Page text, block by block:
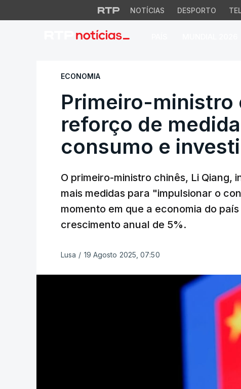
NOTÍCIAS DESPORTO
Primeiro-ministro
ECONOMIA
Primeiro-ministro
reforço de
consumo e
O primeiro-ministro chinês, Li Qiang,
mais medidas para "impulsionar o
momento em que a economia do
crescimento anual de 5%.
Lusa / 19 Agosto 2025, 07:50